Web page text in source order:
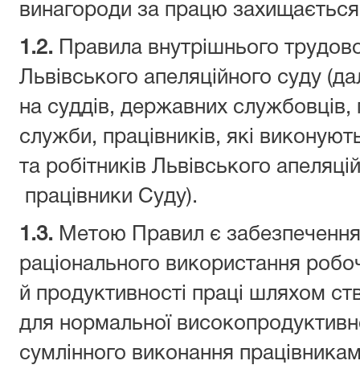
винагороди за працю
1.2. Правила внутрішнього
Львівського апеляційного суду
на суддів, державних службовців,
служби, працівників, які
та робітників Львівського
працівники Суду).
1.3. Метою Правил є забезпечення
раціонального використання
й продуктивності праці шляхом
для нормальної
сумлінного виконання